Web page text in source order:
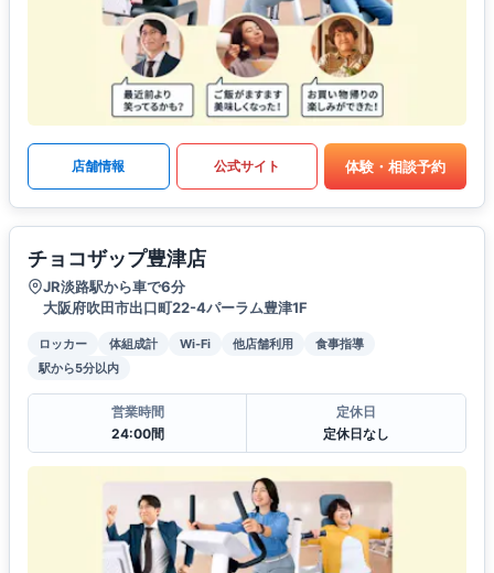
店舗情報 公式サイト 体験・相談予約
チョコザップ豊津店
JR淡路駅から車で6分
大阪府吹田市出口町22-4パーラム豊津1F
ロッカー 体組成計 Wi-Fi 他店舗利用
食事指導
駅から5分以内
営業時間
24:00間
定休日
定休日なし